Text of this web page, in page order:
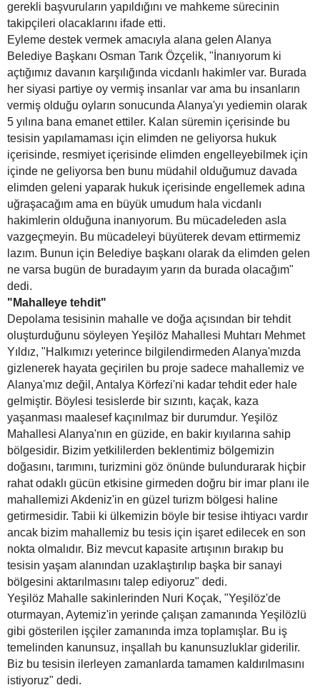
gerekli başvuruların yapıldığını ve mahkeme sürecinin
takipçileri olacaklarını ifade etti.
Eyleme destek vermek amacıyla alana gelen Alanya
Belediye Başkanı Osman Tarık Özçelik, "İnanıyorum ki
açtığımız davanın karşılığında vicdanlı hakimler var. Burada
her siyasi partiye oy vermiş insanlar var ama bu insanların
vermiş olduğu oyların sonucunda Alanya'yı yediemin olarak
5 yılına bana emanet ettiler. Kalan süremin içerisinde bu
tesisin yapılamaması için elimden ne geliyorsa hukuk
içerisinde, resmiyet içerisinde elimden engelleyebilmek için
içinde ne geliyorsa ben bunu müdahil olduğumuz davada
elimden geleni yaparak hukuk içerisinde engellemek adına
uğraşacağım ama en büyük umudum hala vicdanlı
hakimlerin olduğuna inanıyorum. Bu mücadeleden asla
vazgeçmeyin. Bu mücadeleyi büyüterek devam ettirmemiz
lazım. Bunun için Belediye başkanı olarak da elimden gelen
ne varsa bugün de buradayım yarın da burada olacağım"
dedi.
"Mahalleye tehdit"
Depolama tesisinin mahalle ve doğa açısından bir tehdit
oluşturduğunu söyleyen Yeşilöz Mahallesi Muhtarı Mehmet
Yıldız, "Halkımızı yeterince bilgilendirmeden Alanya'mızda
gizlenerek hayata geçirilen bu proje sadece mahallemiz ve
Alanya'mız değil, Antalya Körfezi'ni kadar tehdit eder hale
gelmiştir. Böylesi tesislerde bir sızıntı, kaçak, kaza
yaşanması maalesef kaçınılmaz bir durumdur. Yeşilöz
Mahallesi Alanya'nın en güzide, en bakir kıyılarına sahip
bölgesidir. Bizim yetkililerden beklentimiz bölgemizin
doğasını, tarımını, turizmini göz önünde bulundurarak hiçbir
rahat odaklı gücün etkisine girmeden doğru bir imar planı ile
mahallemizi Akdeniz'in en güzel turizm bölgesi haline
getirmesidir. Tabii ki ülkemizin böyle bir tesise ihtiyacı vardır
ancak bizim mahallemiz bu tesis için işaret edilecek en son
nokta olmalıdır. Biz mevcut kapasite artışının bırakıp bu
tesisin yaşam alanından uzaklaştırılıp başka bir sanayi
bölgesini aktarılmasını talep ediyoruz" dedi.
Yeşilöz Mahalle sakinlerinden Nuri Koçak, "Yeşilöz'de
oturmayan, Aytemiz'in yerinde çalışan zamanında Yeşilözlü
gibi gösterilen işçiler zamanında imza toplamışlar. Bu iş
temelinden kanunsuz, inşallah bu kanunsuzluklar giderilir.
Biz bu tesisin ilerleyen zamanlarda tamamen kaldırılmasını
istiyoruz" dedi.